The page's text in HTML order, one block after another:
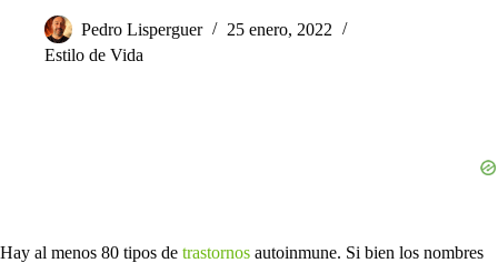
Pedro Lisperguer
25 enero, 2022
Estilo de Vida
Hay al menos 80 tipos de trastornos autoinmune. Si bien los nombres